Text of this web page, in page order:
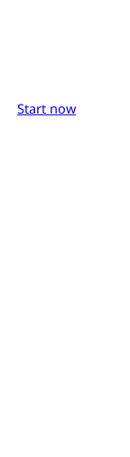
Start now